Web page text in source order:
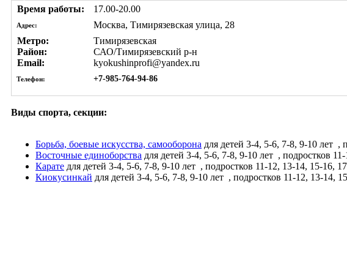
Время работы:
17.00-20.00
Адрес:
Москва, Тимирязевская улица, 28
Метро:
Тимирязевская
Район:
САО/Тимирязевский р-н
Email:
kyokushinprofi@yandex.ru
Телефон: +7-985-764-94-86
Виды спорта, секции:
Борьба, боевые искусства, самооборона для детей 3-4, 5-6, 7-8, 9-10 лет ,
Восточные единоборства для детей 3-4, 5-6, 7-8, 9-10 лет , подростков
Карате для детей 3-4, 5-6, 7-8, 9-10 лет , подростков 11-12, 13-14, 15-16,
Киокусинкай для детей 3-4, 5-6, 7-8, 9-10 лет , подростков 11-12, 13-14,